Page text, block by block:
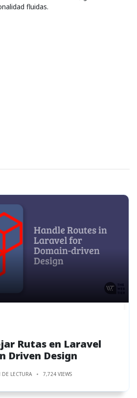
fluidas.
Rutas en Laravel
Driven Design
LECTURA 7,724 VIEWS